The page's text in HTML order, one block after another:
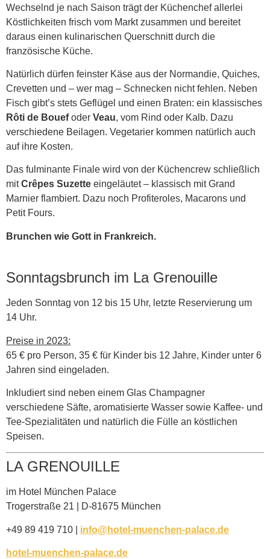
Wechselnd je nach Saison trägt der Küchenchef allerlei
Köstlichkeiten frisch vom Markt zusammen und bereitet
daraus einen kulinarischen Querschnitt durch die
französische Küche.
Natürlich dürfen feinster Käse aus der Normandie, Quiches,
Crevetten und – wer mag – Schnecken nicht fehlen. Neben
Fisch gibt’s stets Geflügel und einen Braten: ein klassisches
Rôti de Bouefoder Veau, vom Rind oder Kalb. Dazu
verschiedene Beilagen. Vegetarier kommen natürlich auch
auf ihre Kosten.
Das fulminante Finale wird von der Küchencrew schließlich
mitCrêpes Suzette eingeläutet – klassisch mit Grand
Marnier flambiert. Dazu noch Profiteroles, Macarons und
Petit Fours.
Brunchen wie Gott in Frankreich.
Sonntagsbrunch im La Grenouille
Jeden Sonntag von 12 bis 15 Uhr, letzte Reservierung um
14 Uhr.
Preise in 2023:
65 € pro Person, 35 € für Kinder bis 12 Jahre, Kinder unter 6
Jahren sind eingeladen.
Inkludiert sind neben einem Glas Champagner
verschiedene Säfte, aromatisierte Wasser sowie Kaffee- und
Tee-Spezialitäten und natürlich die Fülle an köstlichen
Speisen.
LA GRENOUILLE
im Hotel München Palace
Trogerstraße 21 | D-81675 München
+49 89 419 710 | info@hotel-muenchen-palace.de
hotel-muenchen-palace.de